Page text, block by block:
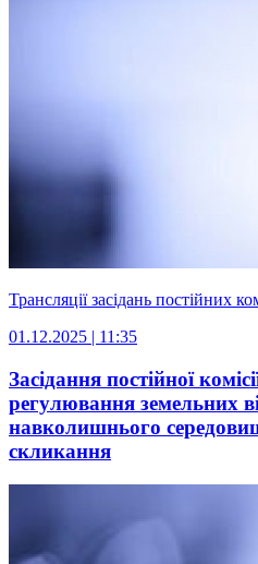
Трансляції засідань постійних
01.12.2025 | 11:35
Засідання постійної
регулювання земельних
навколишнього
скликання